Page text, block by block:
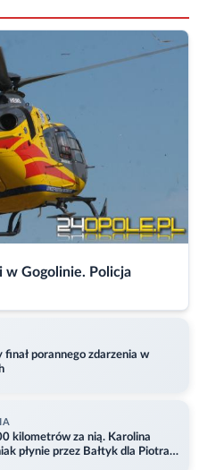
w Gogolinie. Policja
finał porannego zdarzenia w
kilometrów za nią. Karolina
płynie przez Bałtyk dla Piotra.